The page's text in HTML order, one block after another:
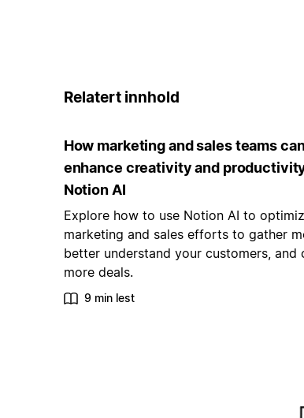
Relatert innhold
How marketing and sales teams
enhance creativity and
Notion AI
Explore how to use Notion AI to
marketing and sales efforts to gather
better understand your customers, and
more deals.
9 min lest